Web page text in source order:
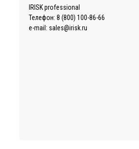
IRISK professional
Телефон: 8 (800) 100-86-66
e-mail: sales@irisk.ru